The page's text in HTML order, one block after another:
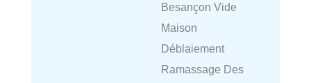
Besançon Vide
Maison
Déblaiement
Ramassage Des